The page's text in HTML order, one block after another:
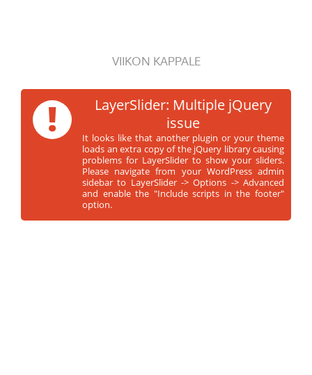
VIIKON KAPPALE
!
LayerSlider: Multiple jQuery
issue
It looks like that another plugin or your theme
loads an extra copy of the jQuery library causing
problems for LayerSlider to show your sliders.
Please navigate from your WordPress admin
sidebar to LayerSlider -> Options -> Advanced
and enable the "Include scripts in the footer"
option.